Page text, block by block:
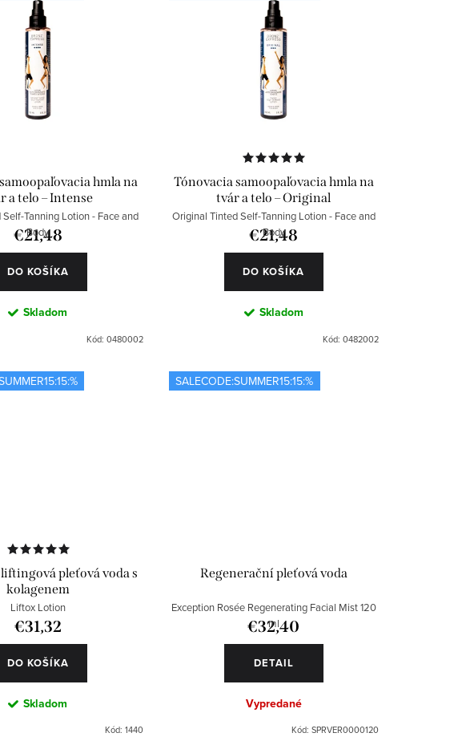
hmla na
a telo – Intense
Tanning Lotion - Face and
Body
€21,48
DO KOŠÍKA
Skladom
Kód: 0480002
Tónovacia samoopaľovacia hmla na
tvár a telo – Original
Original Tinted Self-Tanning Lotion - Face and
Body
€21,48
DO KOŠÍKA
Skladom
Kód: 0482002
pleťová voda s
kolagenem
Liftox Lotion
€31,32
DO KOŠÍKA
Skladom
Kód: 1440
SALECODE:SUMMER15:15:%
Regenerační pleťová voda
Exception Rosée Regenerating Facial Mist 120
ml
€32,40
DETAIL
Vypredané
Kód: SPRVER0000120